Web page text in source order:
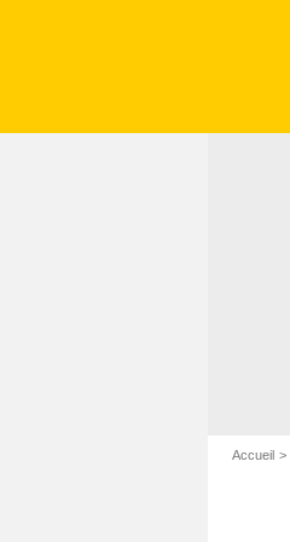
Accueil